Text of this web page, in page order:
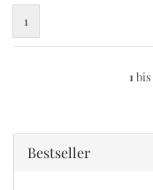
1
1 bis
Bestseller